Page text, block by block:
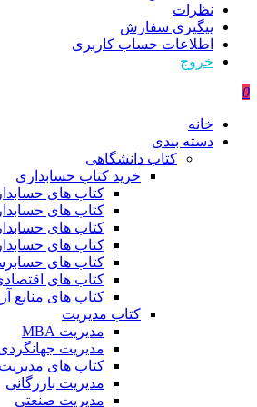
نظرات
پیگیری سفارش
اطلاعات حساب كاربری
خروج
0
خانه
دسته بندی
کتاب دانشگاهی
خرید کتاب حسابداری
کتاب های
کتاب های
کتاب های
کتاب های
کتاب های
کتاب های
کتاب های منابع
کتاب مدیریت
مدیریت MBA
مدیریت
کتاب های
مدیریت بازرگانی
مدیریت صنعتی